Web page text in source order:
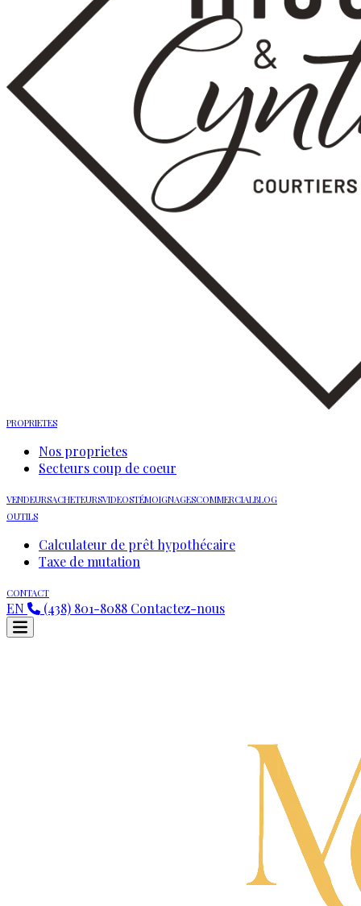
PROPRIETES
Nos proprietes
Secteurs coup de coeur
VENDEURSACHETEURSVIDEOSTÉMOIGNAGESCOMMERCIALBLOG
OUTILS
Calculateur de prêt hypothécaire
Taxe de mutation
CONTACT
EN (438) 801-8088 Contactez-nous